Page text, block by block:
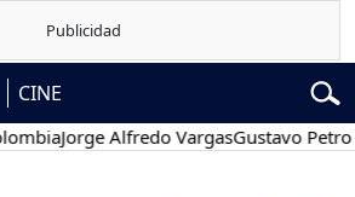
CINE
Jorge Alfredo VargasGustavo Petro